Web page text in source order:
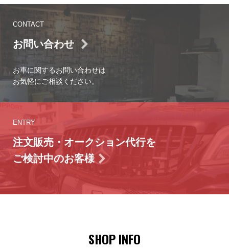
CONTACT
お問い合わせ
お車に関するお問い合わせは
お気軽にご相談ください。
ENTRY
注文販売・オークション代行を
ご検討中のお客様
SHOP INFO